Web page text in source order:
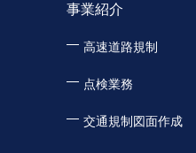
事業紹介
高速道路規制
点検業務
交通規制図面作成